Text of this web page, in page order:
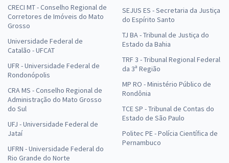
CRECI MT - Conselho Regional de
Corretores de Imóveis do Mato
Grosso
Universidade Federal de
Catalão - UFCAT
UFR - Universidade Federal de
Rondonópolis
CRA MS - Conselho Regional de
Administração do Mato Grosso
do Sul
UFJ - Universidade Federal de
Jataí
UFRN - Universidade Federal do
Rio Grande do Norte
SEJUS ES - Secretaria da Justiça
do Espírito Santo
TJ BA - Tribunal de Justiça do
Estado da Bahia
TRF 3 - Tribunal Regional Federal
da 3ª Região
MP RO - Ministério Público de
Rondônia
TCE SP - Tribunal de Contas do
Estado de São Paulo
Politec PE - Polícia Científica de
Pernambuco